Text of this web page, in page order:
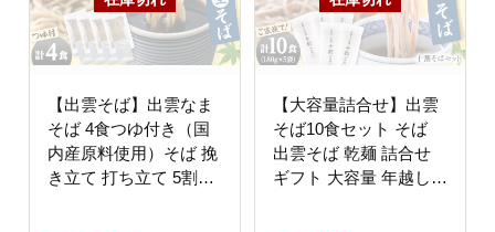
【出雲そば】出雲なま
そば 4食つゆ付き（国
内産原料使用）そば 挽
き立て 打ち立て 5割そ
【大容量詰合せ】出雲
そば10食セット そば
出雲そば 乾麺 詰合せ
ギフト 大容量 年越し